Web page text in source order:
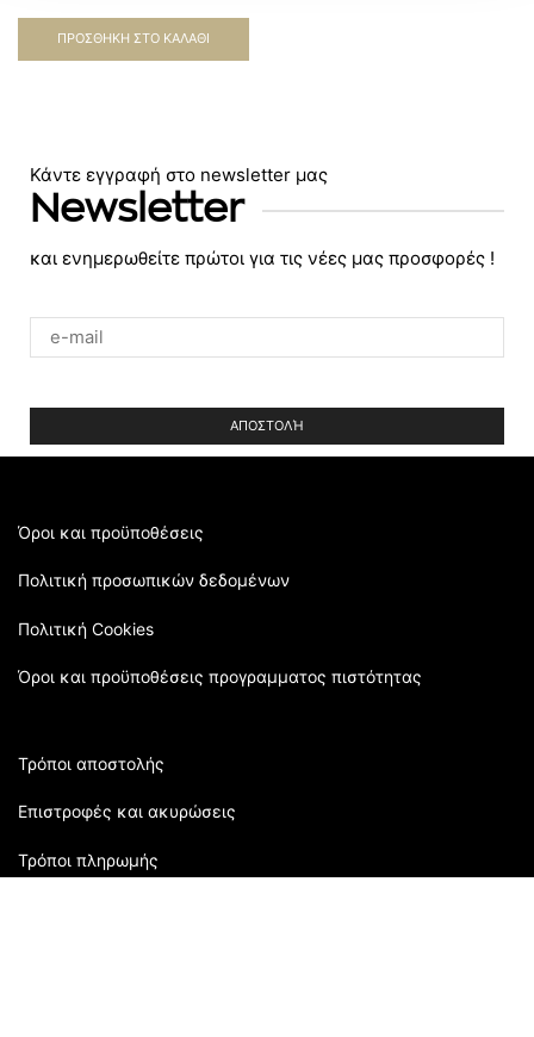
ΠΡΟΣΘΉΚΗ ΣΤΟ ΚΑΛΆΘΙ
Κάντε εγγραφή στο newsletter μας
Newsletter
και ενημερωθείτε πρώτοι για τις νέες μας προσφορές !
field
Όροι και προϋποθέσεις
Πολιτική προσωπικών δεδομένων
Πολιτική Cookies
Όροι και προϋποθέσεις προγραμματος πιστότητας
Τρόποι αποστολής
Επιστροφές και ακυρώσεις
Τρόποι πληρωμής